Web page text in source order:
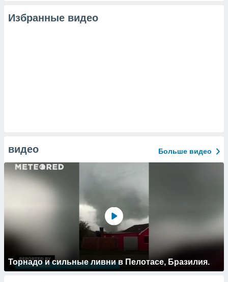
Избранные видео
видео Больше видео
Торнадо и сильные ливни в Пелотасе, Бразилия.